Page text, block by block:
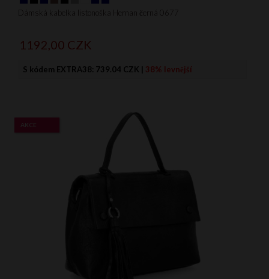
Dámská kabelka listonoška Hernan černá 0677
1192,00 CZK
S kódem EXTRA38: 739.04 CZK | 38% levnější
AKCE